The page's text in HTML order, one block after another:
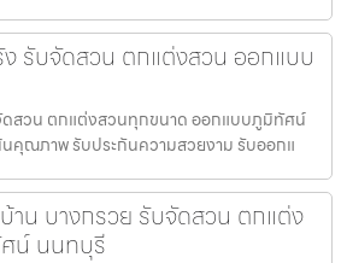
รับจัดสวน ตกแต่งสวน ออกแบบ
สวน ตกแต่งสวนทุกขนาด ออกแบบภูมิทัศน์
นคุณภาพ รับประกันความสวยงาม รับออกแ
าน บางกรวย รับจัดสวน ตกแต่ง
น์ นนทบุรี